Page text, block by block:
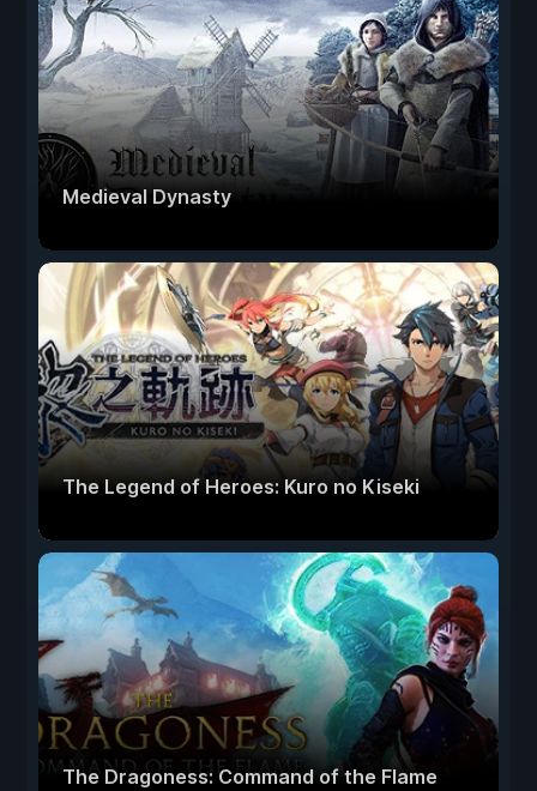
Medieval Dynasty
The Legend of Heroes: Kuro no Kiseki
The Dragoness: Command of the Flame